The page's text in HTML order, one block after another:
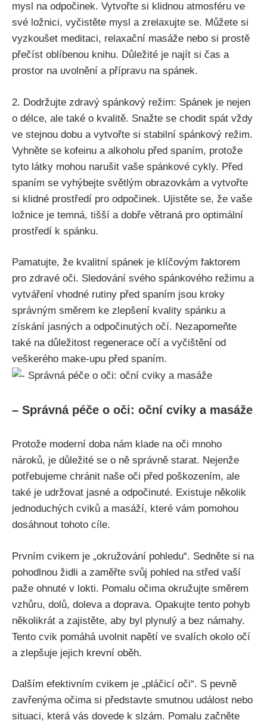
mysl na ⁤odpočinek. Vytvořte si klidnou atmosféru ve
své ložnici, vyčistěte mysl a zrelaxujte​ se. Můžete si
vyzkoušet⁢ meditaci, relaxační masáže nebo si prostě
přečíst oblíbenou knihu. Důležité je ⁢najít si ‌čas a
‍prostor na uvolnění a přípravu na spánek.
2. Dodržujte zdravý spánkový režim: Spánek je nejen
⁤o délce, ale také o kvalitě. Snažte se chodit spát vždy
ve stejnou dobu a vytvořte si stabilní ⁢spánkový režim.
Vyhněte se ⁢kofeinu a alkoholu před spaním, protože
⁣tyto látky mohou narušit vaše spánkové cykly. Před
spaním se vyhýbejte⁤ světlým obrazovkám a vytvořte
⁣si klidné prostředí pro odpočinek. Ujistěte se, že vaše
ložnice je ⁤temná, tišší a dobře větraná pro optimální
prostředí⁤ k spánku.
Pamatujte, že kvalitní‌ spánek je klíčovým⁤ faktorem
pro zdravé oči. Sledování svého spánkového režimu a
vytváření vhodné rutiny před spaním jsou‍ kroky
správným směrem ke zlepšení kvality spánku a
⁤získání jasných a odpočinutých očí. Nezapomeňte
také na důležitost regenerace očí a vyčištění⁣ od
veškerého make-upu před spaním.
– Správná péče o oči: oční‍ cviky a masáže
Protože moderní doba nám klade na oči mnoho
nároků, je důležité se o ně správně starat. Nejenže
⁤potřebujeme chránit naše oči před poškozením, ale ​
také je ⁣udržovat jasné a odpočinuté. Existuje několik
jednoduchých cviků⁤ a masáží, které vám pomohou
dosáhnout tohoto cíle.
Prvním cvikem je „okružování pohledu“. Sedněte si na
pohodlnou židli a zaměřte svůj pohled na střed vaší
paže ohnuté ‌v lokti. Pomalu očima okružujte směrem
vzhůru, dolů, doleva a doprava. Opakujte tento pohyb
několikrát a zajistěte, aby⁣ byl plynulý a bez námahy.
Tento cvik pomáhá uvolnit napětí ve ⁤svalích okolo očí
a zlepšuje jejich ​krevní oběh.
Dalším ‌efektivním cvikem je „pláčicí oči“. S pevně
zavřenýma ⁢očima si představte smutnou událost ⁣nebo
situaci, která‍ vás dovede k slzám. Pomalu začněte